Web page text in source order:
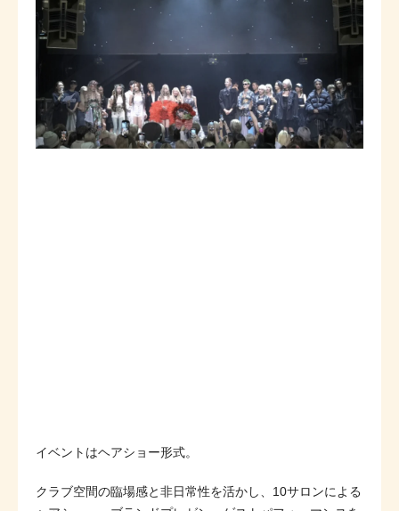
イベントはヘアショー形式。
クラブ空間の臨場感と非日常性を活かし、10サロンによる